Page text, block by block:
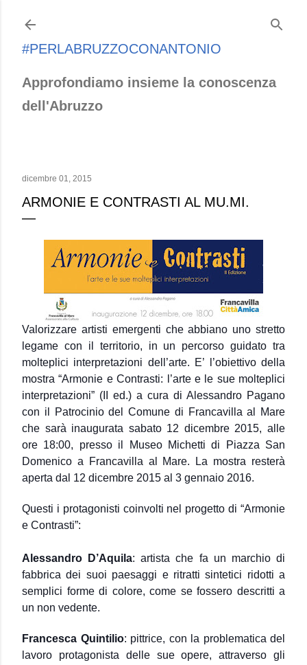
#PERLABRUZZOCONANTONIO
Approfondiamo insieme la conoscenza
dell'Abruzzo
dicembre 01, 2015
ARMONIE E CONTRASTI AL MU.MI.
Valorizzare artisti emergenti che abbiano uno stretto
legame con il territorio, in un percorso guidato tra
molteplici interpretazioni dell’arte. E’ l’obiettivo della
mostra “Armonie e Contrasti: l’arte e le sue molteplici
interpretazioni” (II ed.) a cura di Alessandro Pagano
con il Patrocinio del Comune di Francavilla al Mare
che sarà inaugurata sabato 12 dicembre 2015, alle
ore 18:00, presso il Museo Michetti di Piazza San
Domenico a Francavilla al Mare. La mostra resterà
aperta dal 12 dicembre 2015 al 3 gennaio 2016.
Questi i protagonisti coinvolti nel progetto di “Armonie
e Contrasti”:
Alessandro D’Aquila: artista che fa un marchio di
fabbrica dei suoi paesaggi e ritratti sintetici ridotti a
semplici forme di colore, come se fossero descritti a
un non vedente.
Francesca Quintilio: pittrice, con la problematica del
lavoro protagonista delle sue opere, attraverso gli